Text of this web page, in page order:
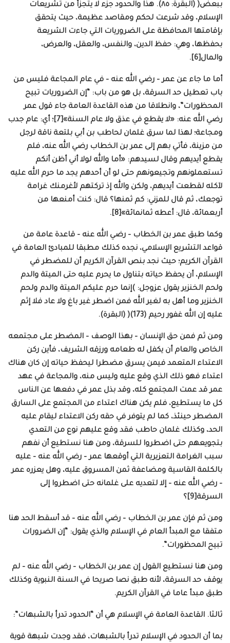
ببعض( (البقرة: ٨٥). هذا والحدود جزء لا يتجزأ من تشريعات
الإسلام، وقد شرعت لحكم ومقاصد عظيمة، حيث يتحقق
بإقامتها المحافظة على الضروريات التي جاءت الشريعة
بحفظها، وهي: حفظ الدين، والنفس، والعقل، والعرض،
والمال[6].
أما ما جاء عن عمر – رضي الله عنه – في عام المجاعة فليس من
باب تعطيل حد السرقة، بل هو من باب: “إن الضروريات تبيح
المحظورات”، وانطلاقا من هذه القاعدة العامة جاء قول عمر
رضي الله عنه: «لا يقطع في عذق ولا عام السنة»[7]؛ أي: عام جدب
ومجاعة؛ لهذا لما سرق غلمان لحاطب بن أبي بلتعة ناقة لرجل
من مزينة، فأتي بهم إلى عمر بن الخطاب رضي الله عنه، فلم
يقطع أيديهم وقال لسيدهم: «أما والله لولا أني أظن أنكم
تستعملونهم وتجيعونهم حتى لو أن أحدهم يجد ما حرم الله عليه
لآكله لقطعت أيديهم، ولكن والله إذ تركتهم لأغرمنك غرامة
توجعك، ثم قال للمزني: كم ثمنها؟ قال: كنت أمنعها من
أربعمائة، قال: أعطه ثمانمائة»[8].
وكما طبق عمر بن الخطاب – رضي الله عنه – قاعدة عامة من
قواعد التشريع الإسلامي، نجده كذلك مطبقا للمبادئ العامة في
القرآن الكريم؛ حيث نجد بنص القرآن الكريم أن للمضطر في
الإسلام، أن يحفظ حياته بتناول ما يحرم عليه حتى الميتة والدم
ولحم الخنزير يقول عزوجل: )إنما حرم عليكم الميتة والدم ولحم
الخنزير وما أهل به لغير الله فمن اضطر غير باغ ولا عاد فلا إثم
عليه إن الله غفور رحيم (173)( (البقرة).
ومن ثم فمن حق الإنسان – بهذا الوصف – المضطر على مجتمعه
الخاص والعام أن يكفل له طعامه ورزقه الشريف، فأين ركن
الاعتداء المتعمد فيمن يسرق مضطرا ليحفظ حياته إن كان هناك
اعتداء فهو ذلك الذي وقع عليه وليس منه، والمجاعة في عهد
عمر قد عمت المجتمع كله، وقد بذل عمر في دفعها عن الناس
كل ما يستطيع، فلم يكن هناك اعتداء من المجتمع على السارق
المضطر حينئذ، كما لم يتوفر في حقه ركن الاعتداء ليقام عليه
الحد، وكذلك غلمان حاطب فقد وقع عليهم نوع من التعدي
بتجويعهم حتى اضطروا للسرقة، ومن هنا نستطيع أن نفهم
سبب الغرامة التعزيرية التي أوقعها عمر – رضي الله عنه – عليه
بالكلمة القاسية ومضاعفة ثمن المسروق عليه، وهل يعزره عمر
– رضي الله عنه – إلا لتعديه على غلمانه حتى اضطروا إلى
السرقة[9]؟
ومن ثم فإن عمر بن الخطاب – رضي الله عنه – قد أسقط الحد هنا
متفقا مع المبدأ العام في الإسلام والذي يقول: “إن الضرورات
تبيح المحظورات”.
ومن هنا نستطيع القول إن عمر بن الخطاب – رضي الله عنه – لم
يوقف حد السرقة، لأنه طبق نصا صريحا في السنة النبوية وكذلك
طبق مبدأ عاما في القرآن الكريم.
ثالثا. القاعدة العامة في الإسلام هي أن “الحدود تدرأ بالشبهات”:
بما أن الحدود في الإسلام تدرأ بالشبهات، فقد وجدت شبهة قوية